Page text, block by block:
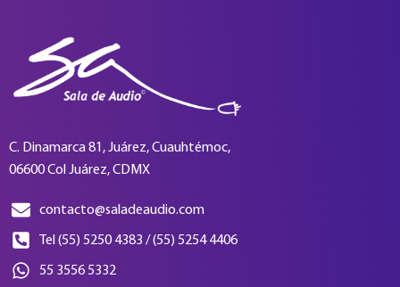
C. Dinamarca 81, Juárez, Cuauhtémoc,
06600 Col Juárez, CDMX
contacto@saladeaudio.com
Tel (55) 5250 4383 / (55) 5254 4406
55 3556 5332